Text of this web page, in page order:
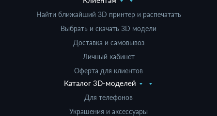
Найти ближайший 3D принтер и распечатать
Выбрать и скачать 3D модели
Доставка и самовывоз
Личный кабинет
Оферта для клиентов
Каталог 3D-моделей
Для телефонов
Украшения и аксессуары